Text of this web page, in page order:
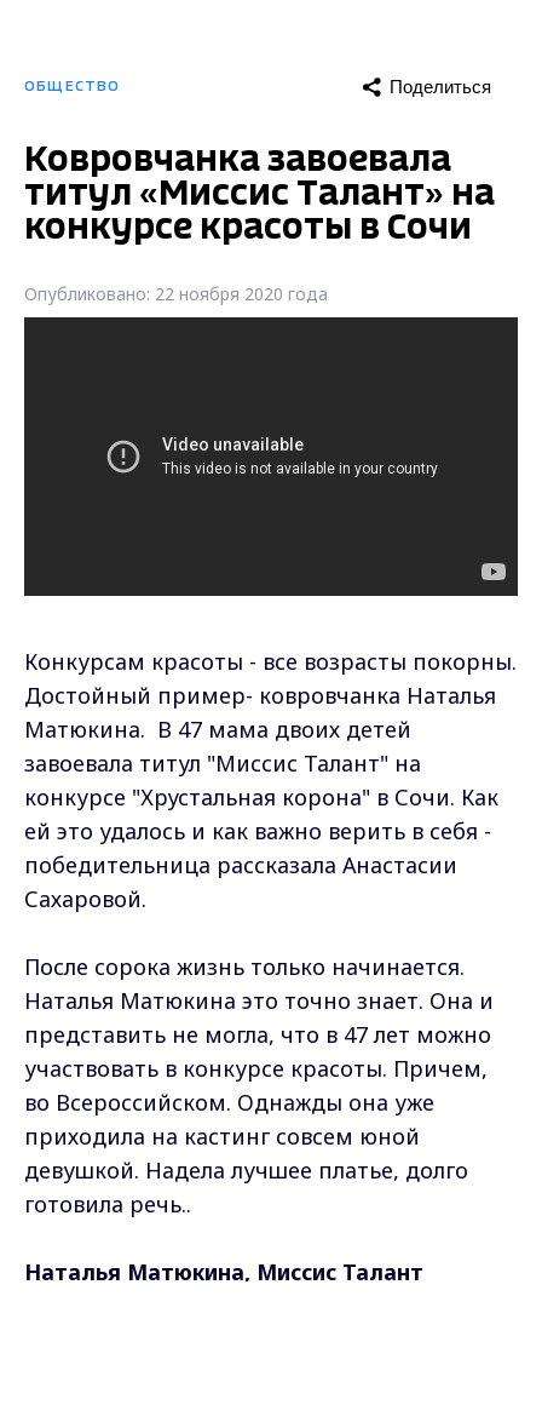
ОБЩЕСТВО Поделиться
Ковровчанка завоевала
титул «Миссис Талант» на
конкурсе красоты в Сочи
Опубликовано: 22 ноября 2020 года
Конкурсам красоты - все возрасты покорны.
Достойный пример- ковровчанка Наталья
Матюкина. В 47 мама двоих детей
завоевала титул "Миссис Талант" на
конкурсе "Хрустальная корона" в Сочи. Как
ей это удалось и как важно верить в себя -
победительница рассказала Анастасии
Сахаровой.
После сорока жизнь только начинается.
Наталья Матюкина это точно знает. Она и
представить не могла, что в 47 лет можно
участвовать в конкурсе красоты. Причем,
во Всероссийском. Однажды она уже
приходила на кастинг совсем юной
девушкой. Надела лучшее платье, долго
готовила речь..
Наталья Матюкина, Миссис Талант